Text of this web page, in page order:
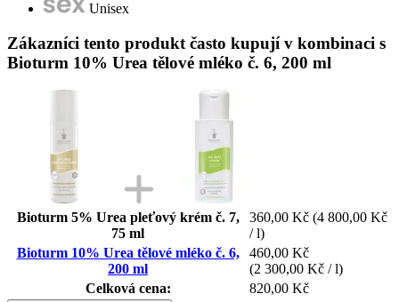
Unisex
Zákazníci tento produkt často kupují v kombinaci s
Bioturm 10% Urea tělové mléko č. 6, 200 ml
Bioturm 5% Urea pleťový krém č. 7,
75 ml
360,00 Kč (4 800,00 Kč
/ l)
Bioturm 10% Urea tělové mléko č. 6,
200 ml
460,00 Kč
(2 300,00 Kč / l)
Celková cena:
820,00 Kč